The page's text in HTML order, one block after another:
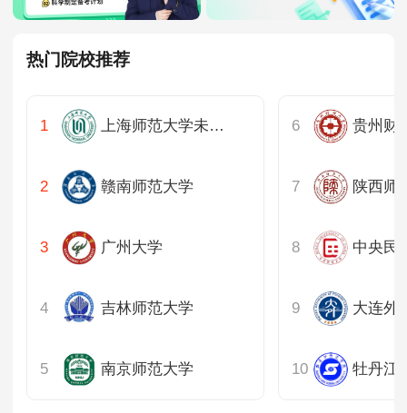
热门院校推荐
上海师范大学未启用
赣南师范大学
广州大学
吉林师范大学
南京师范大学
贵州财
陕西师
中央民
大连外
牡丹江